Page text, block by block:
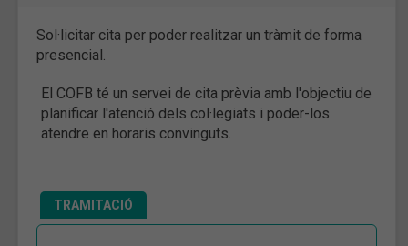
Sol·licitar cita per poder realitzar un tràmit de forma
presencial.
El COFB té un servei de cita prèvia amb l'objectiu de
planificar l'atenció dels col·legiats i poder-los
atendre en horaris convinguts.
TRAMITACIÓ